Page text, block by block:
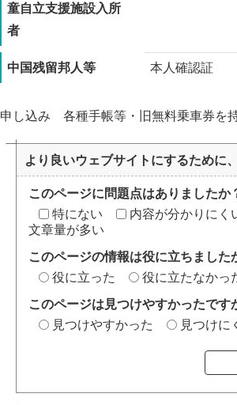
童自立支援施設入所
者
中国残留邦人等 本人確認証
申し込み 各種手帳等・旧無料乗車券を
より良いウェブサイトにするために
このページに問題点はありましたか
特にない
内容が分かりにく
文章量が多い
このページの情報は役に立ちました
役に立った
役に立たなかっ
このページは見つけやすかったです
見つけやすかった
見つけに